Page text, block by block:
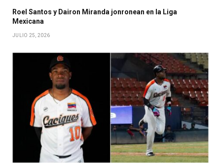
Roel Santos y Dairon Miranda jonronean en la Liga
Mexicana
JULIO 25, 2026